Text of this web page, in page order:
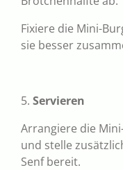
Fixiere die Mini-
sie besser
5. Servieren
Arrangiere die
und stelle
Senf bereit.